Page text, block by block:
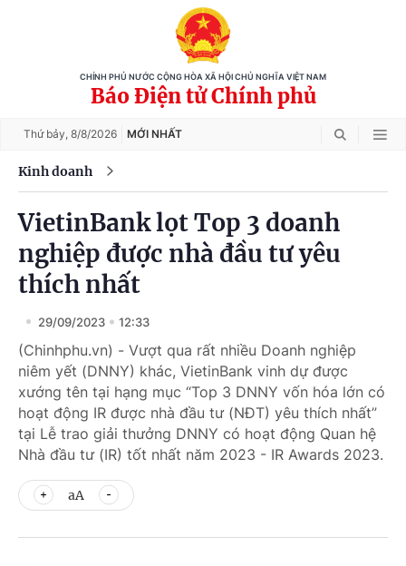
CHÍNH PHỦ NƯỚC CỘNG HÒA XÃ HỘI CHỦ NGHĨA VIỆT NAM
Báo Điện tử Chính phủ
Thứ bảy, 8/8/2026 MỚI NHẤT
Kinh doanh
VietinBank lọt Top 3 doanh
nghiệp được nhà đầu tư yêu
thích nhất
29/09/2023 12:33
(Chinhphu.vn) - Vượt qua rất nhiều Doanh nghiệp
niêm yết (DNNY) khác, VietinBank vinh dự được
xướng tên tại hạng mục “Top 3 DNNY vốn hóa lớn có
hoạt động IR được nhà đầu tư (NĐT) yêu thích nhất”
tại Lễ trao giải thưởng DNNY có hoạt động Quan hệ
Nhà đầu tư (IR) tốt nhất năm 2023 - IR Awards 2023.
aA